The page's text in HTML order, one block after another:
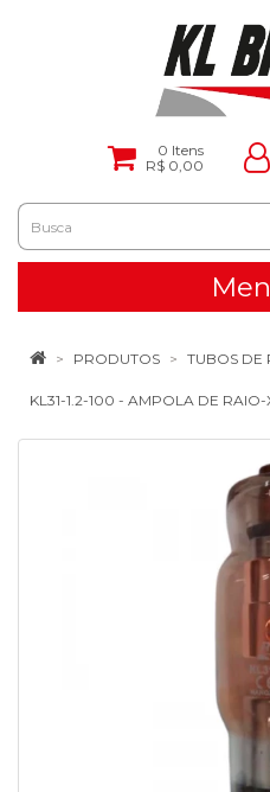
0 Itens
R$ 0,00
PRODUTOS TUBOS DE
KL31-1.2-100 - AMPOLA DE RAIO-